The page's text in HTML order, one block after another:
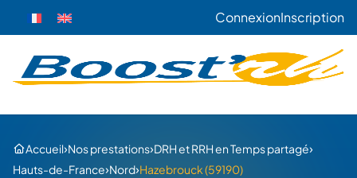
ConnexionInscription
Accueil›Nos prestations›DRH et RRH en Temps partagé›
Hauts-de-France›Nord›Hazebrouck (59190)